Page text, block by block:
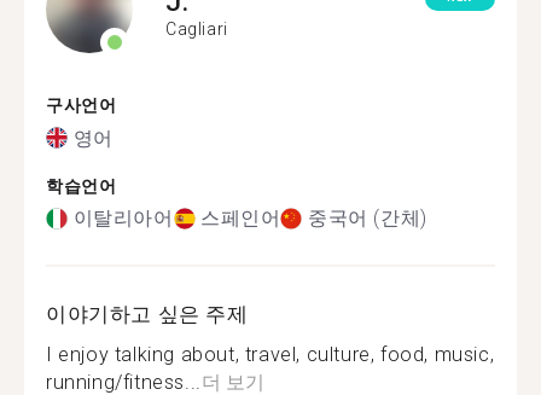
Cagliari
구사언어
영어
학습언어
이탈리아어 스페인어 중국어 (간체)
이야기하고 싶은 주제
I enjoy talking about, travel, culture, food, music,
running/fitness...더 보기